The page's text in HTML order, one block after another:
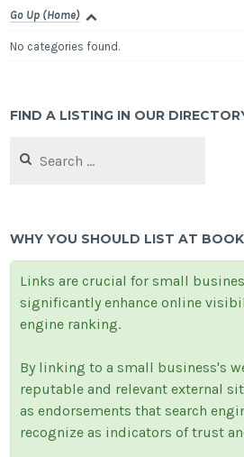
Go Up (Home)
No categories found.
FIND A LISTING IN OUR
for:
WHY YOU SHOULD LIST AT
Links are crucial for small
significantly enhance online
engine ranking.
By linking to a small business's
reputable and relevant external
as endorsements that search
recognize as indicators of trust